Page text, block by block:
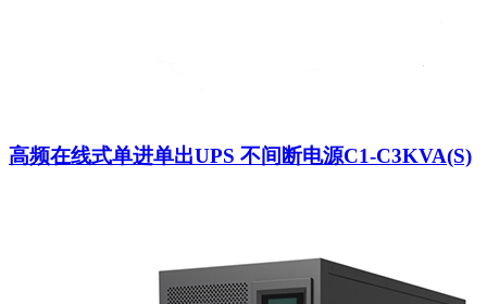
高频在线式单进单出UPS 不间断电源C1-C3KVA(S)